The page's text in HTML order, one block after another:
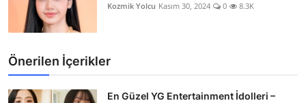
Kozmik Yolcu Kasım 30, 2024 0 8.3K
Önerilen İçerikler
En Güzel YG Entertainment İdolleri –